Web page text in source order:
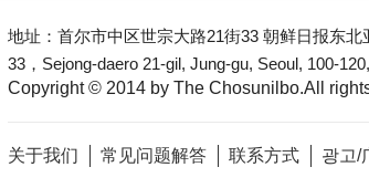
地址：首尔市中区世宗大路21街33 朝鲜日报东
33，Sejong-daero 21-gil, Jung-gu, Seoul, 100-
Copyright © 2014 by The Chosunilbo.All
关于我们 常见问题解答 联系方式 광고/